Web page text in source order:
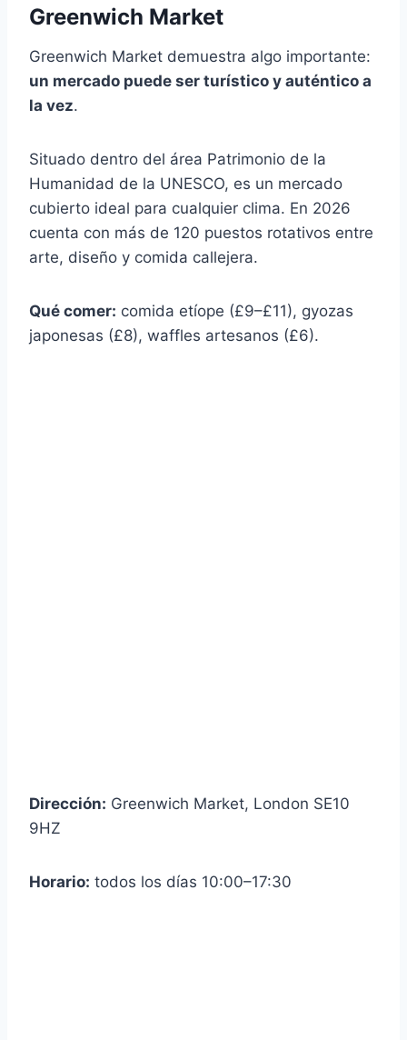
Greenwich Market
Greenwich Market demuestra algo importante:
un mercado puede ser turístico y auténtico a
la vez.
Situado dentro del área Patrimonio de la
Humanidad de la UNESCO, es un mercado
cubierto ideal para cualquier clima. En 2026
cuenta con más de 120 puestos rotativos entre
arte, diseño y comida callejera.
Qué comer: comida etíope (£9–£11), gyozas
japonesas (£8), waffles artesanos (£6).
Dirección: Greenwich Market, London SE10
9HZ
Horario: todos los días 10:00–17:30